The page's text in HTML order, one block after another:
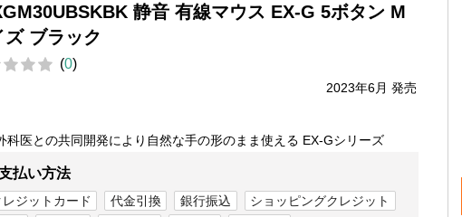
静音 有線マウス EX-G 5ボタン M
ズ ブラック
(0)
2023年6月 発売
科医との共同開発により自然な手の形のまま使える EX-Gシリーズ
払い方法
レジットカード 代金引換 銀行振込
ショッピングクレジット